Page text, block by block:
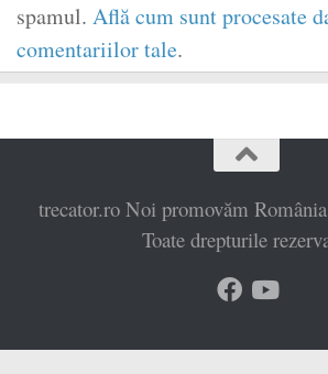
spamul. Află cum sunt procesate
comentariilor tale.
trecator.ro Noi promovăm
Toate drepturile